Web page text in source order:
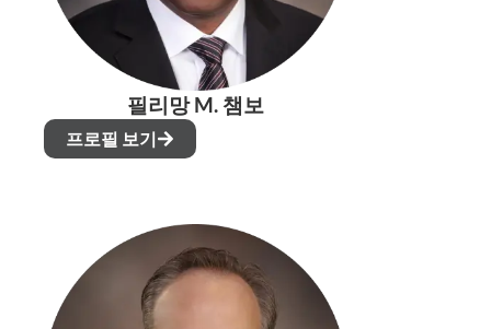
필리망 M. 챔보
프로필 보기